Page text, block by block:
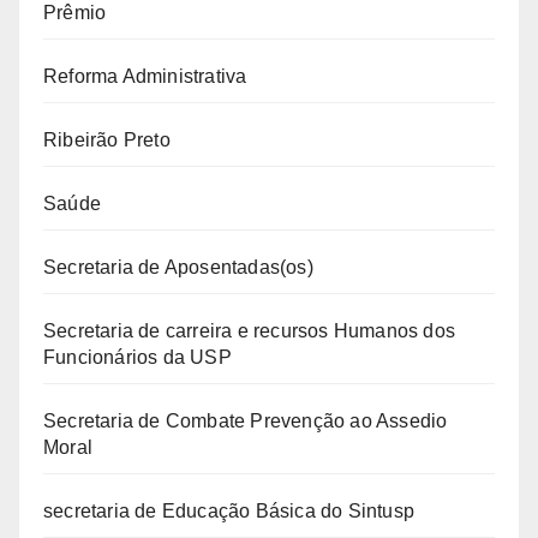
Prêmio
Reforma Administrativa
Ribeirão Preto
Saúde
Secretaria de Aposentadas(os)
Secretaria de carreira e recursos Humanos dos
Funcionários da USP
Secretaria de Combate Prevenção ao Assedio
Moral
secretaria de Educação Básica do Sintusp